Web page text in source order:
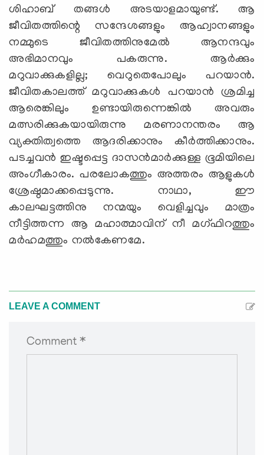
ശിഹാബ് തങ്ങള്‍ അടയാളമായുണ്ട്. ആ
ജീവിതത്തിന്റെ സന്ദേശങ്ങളും ആഹ്വാനങ്ങളും
നമ്മുടെ ജീവിതത്തിനുമേല്‍ ആനന്ദവും
അഭിമാനവും പകരുന്നു. ആര്‍ക്കും
മറുവാക്കുകളില്ല; വെറുതെപോലും പറയാന്‍.
ജീവിതകാലത്ത് മറുവാക്കുകള്‍ പറയാന്‍ ശ്രമിച്ച
ആരെങ്കിലും ഉണ്ടായിരുന്നെങ്കില്‍ അവരും
മത്സരിക്കുകയായിരുന്നു മരണാനന്തരം ആ
വ്യക്തിത്വത്തെ ആദരിക്കാനും കീര്‍ത്തിക്കാനും.
പടച്ചവന്‍ ഇഷ്ടപ്പെട്ട ദാസന്‍മാര്‍ക്കുള്ള ഭൂമിയിലെ
അംഗീകാരം. പരലോകത്തും അത്തരം ആളുകള്‍
ശ്രേഷ്ഠമാക്കപ്പെടുന്നു. നാഥാ, ഈ
കാലഘട്ടത്തിനു നന്മയും വെളിച്ചവും മാത്രം
നീട്ടിത്തന്ന ആ മഹാത്മാവിന് നീ മഗ്ഫിറത്തും
മര്‍ഹമത്തും നല്‍കേണമേ.
LEAVE A COMMENT
Comment *